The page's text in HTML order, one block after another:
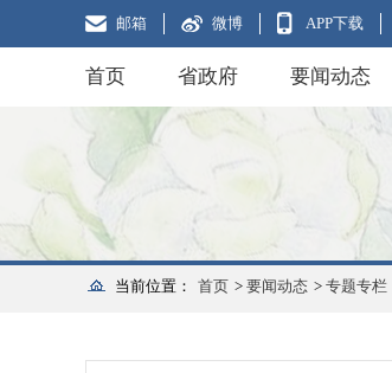
邮箱 微博 APP下载
首页 省政府 要闻动态
当前位置： 首页 > 要闻动态 > 专题专栏